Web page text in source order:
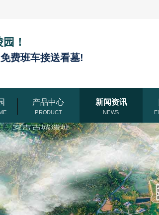
！
费班车接送看墓!
产品中心 新闻资讯